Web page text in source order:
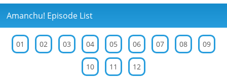
Amanchu! Episode List
01 02 03 04 05 06 07 08 09
10 11 12